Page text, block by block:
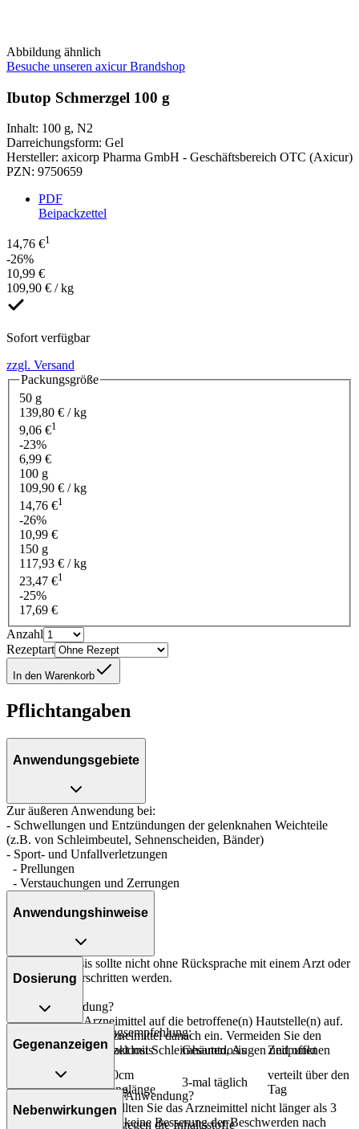
Abbildung ähnlich
Besuche unseren axicur Brandshop
Ibutop Schmerzgel 100 g
Inhalt: 100 g, N2
Darreichungsform: Gel
Hersteller: axicorp Pharma GmbH - Geschäftsbereich OTC (Axicur)
PZN: 9750659
PDF
Beipackzettel
14,76 €1
-26%
10,99 €
109,90 € / kg
Sofort verfügbar
zzgl. Versand
Packungsgröße
50 g
139,80 € / kg
9,06 €1
-23%
6,99 €
100 g
109,90 € / kg
14,76 €1
-26%
10,99 €
150 g
117,93 € / kg
23,47 €1
-25%
17,69 €
Anzahl
Rezeptart
In den Warenkorb
Pflichtangaben
Anwendungsgebiete
Zur äußeren Anwendung bei:
- Schwellungen und Entzündungen der gelenknahen Weichteile
(z.B. von Schleimbeutel, Sehnenscheiden, Bänder)
- Sport- und Unfallverletzungen
- Prellungen
- Verstauchungen und Zerrungen
Anwendungshinweise
Die Gesamtdosis sollte nicht ohne Rücksprache mit einem Arzt oder
Apotheker überschritten werden.
Art der Anwendung?
Tragen Sie das Arzneimittel auf die betroffene(n) Hautstelle(n) auf.
Massieren Sie das Arzneimittel danach ein. Vermeiden Sie den
versehentlichen Kontakt mit Schleimhäuten, Augen und offenen
Dauer der Anwendung?
Ohne ärztlichen Rat sollten Sie das Arzneimittel nicht länger als 3
Tage anwenden, wenn keine Besserung der Beschwerden nach
Dosierung
Allgemeine Dosierungsempfehlung:
Personenkreis
Einzeldosis Gesamtdosis
Zeitpunkt
14 Jahren und
4-10cm
Stranglänge
3-mal täglich
verteilt über den
Tag
Gegenanzeigen
Was spricht gegen eine Anwendung?
- Überempfindlichkeit gegen die Inhaltsstoffe
Nebenwirkungen